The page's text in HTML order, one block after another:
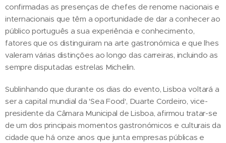
confirmadas as presenças de chefes de renome nacionais e
internacionais que têm a oportunidade de dar a conhecer ao
público português a sua experiência e conhecimento,
fatores que os distinguiram na arte gastronómica e que lhes
valeram várias distinções ao longo das carreiras, incluindo as
sempre disputadas estrelas Michelin.
Sublinhando que durante os dias do evento, Lisboa voltará a
ser a capital mundial da 'Sea Food', Duarte Cordeiro, vice-
presidente da Câmara Municipal de Lisboa, afirmou tratar-se
de um dos principais momentos gastronómicos e culturais da
cidade que há onze anos que junta empresas públicas e